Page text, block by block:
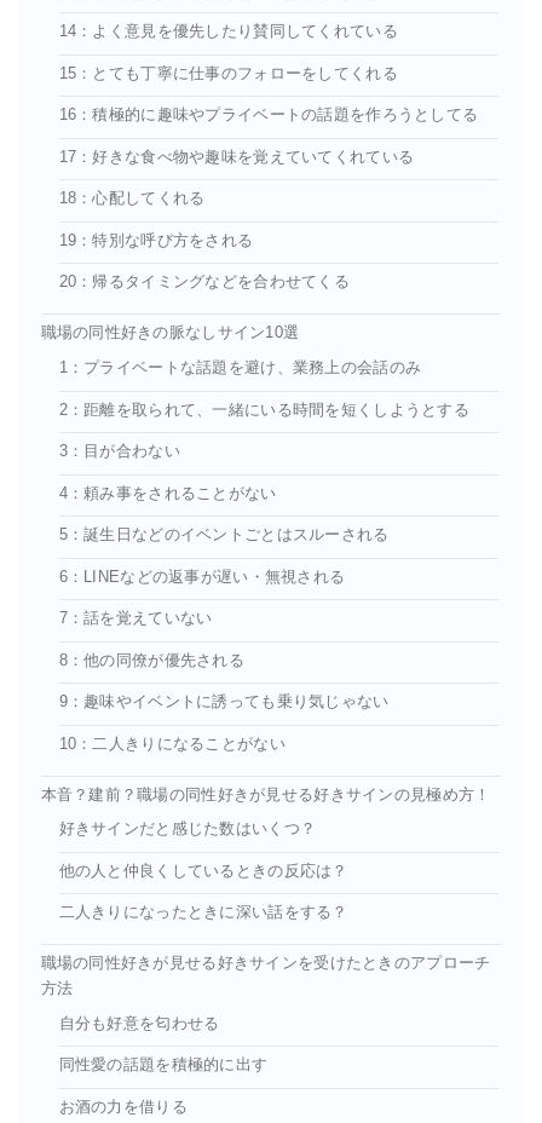
14：よく意見を優先したり賛同してくれている
15：とても丁寧に仕事のフォローをしてくれる
16：積極的に趣味やプライベートの話題を作ろうとしてる
17：好きな食べ物や趣味を覚えていてくれている
18：心配してくれる
19：特別な呼び方をされる
20：帰るタイミングなどを合わせてくる
職場の同性好きの脈なしサイン10選
1：プライベートな話題を避け、業務上の会話のみ
2：距離を取られて、一緒にいる時間を短くしようとする
3：目が合わない
4：頼み事をされることがない
5：誕生日などのイベントごとはスルーされる
6：LINEなどの返事が遅い・無視される
7：話を覚えていない
8：他の同僚が優先される
9：趣味やイベントに誘っても乗り気じゃない
10：二人きりになることがない
本音？建前？職場の同性好きが見せる好きサインの見極め方！
好きサインだと感じた数はいくつ？
他の人と仲良くしているときの反応は？
二人きりになったときに深い話をする？
職場の同性好きが見せる好きサインを受けたときのアプローチ
方法
自分も好意を匂わせる
同性愛の話題を積極的に出す
お酒の力を借りる